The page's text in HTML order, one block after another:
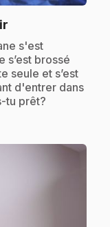
s'est
s’est brossé
seule et s’est
d'entrer dans
tu prêt?